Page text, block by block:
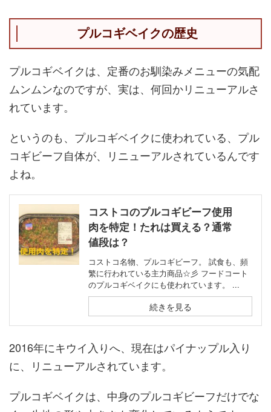
プルコギベイクの歴史
プルコギベイクは、定番のお馴染みメニューの気配
ムンムンなのですが、実は、何回かリニューアルさ
れています。
というのも、プルコギベイクに使われている、プル
コギビーフ自体が、リニューアルされているんです
よね。
コストコのプルコギビーフ使用
肉を特定！たれは買える？通常
値段は？
コストコ名物、プルコギビーフ。 試食も、頻
繁に行われている主力商品☆彡 フードコート
のプルコギベイクにも使われています。 ...
続きを見る
2016年にキウイ入りへ、現在はパイナップル入り
に、リニューアルされています。
プルコギベイクは、中身のプルコギビーフだけでな